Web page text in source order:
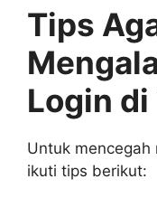
Tips
Login di
Untuk mencegah
ikuti tips berikut: